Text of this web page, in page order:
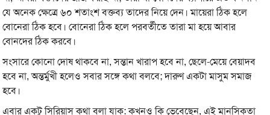
যে অনেক ক্ষেত্রে ৬০ শতাংশ বক্তব্য তাদের নিয়ে দেন। মায়েরা ঠিক হলে
বোনেরা ঠিক হবে। বোনেরা ঠিক হলে পরবর্তীতে তারা মা হয়ে আবার
বোনদের ঠিক করবে।
সংসারে কোনো দোষ থাকবে না, সন্তান খারাপ হবে না, ছেলে-মেয়ে বেয়াদব
হবে না, অন্তর্মুখী হলেও সবার সঙ্গে কথা বলবে; দারুণ একটা মাসুম সমাজ
হবে।
এবার একটু সিরিয়াস কথা বলা যাক: কখনও কি ভেবেছেন, এই মানসিকতা